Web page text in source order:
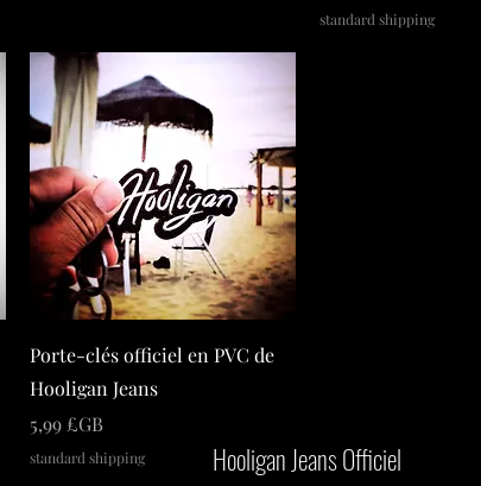
standard shipping
Porte-clés officiel en PVC de
Hooligan Jeans
Prix
5,99 £GB
standard shipping Hooligan Jeans Officiel